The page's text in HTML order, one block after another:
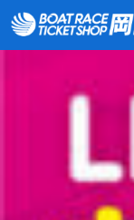
第1＆第3＆第5火